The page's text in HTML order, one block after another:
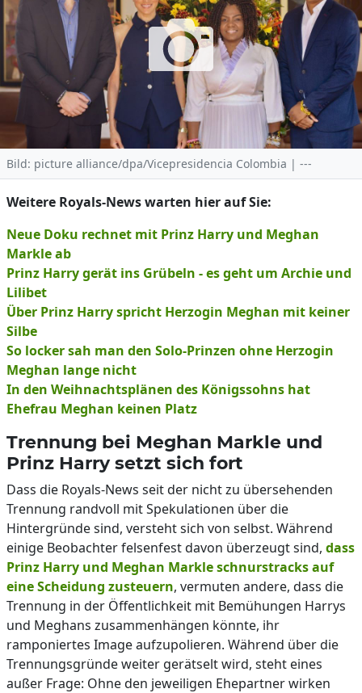
Bild: picture alliance/dpa/Vicepresidencia Colombia | ---
Weitere Royals-News warten hier auf Sie:
Neue Doku rechnet mit Prinz Harry und Meghan
Markle ab
Prinz Harry gerät ins Grübeln - es geht um Archie und
Lilibet
Über Prinz Harry spricht Herzogin Meghan mit keiner
Silbe
So locker sah man den Solo-Prinzen ohne Herzogin
Meghan lange nicht
In den Weihnachtsplänen des Königssohns hat
Ehefrau Meghan keinen Platz
Trennung bei Meghan Markle und
Prinz Harry setzt sich fort
Dass die Royals-News seit der nicht zu übersehenden
Trennung randvoll mit Spekulationen über die
Hintergründe sind, versteht sich von selbst. Während
einige Beobachter felsenfest davon überzeugt sind, dass
Prinz Harry und Meghan Markle schnurstracks auf
eine Scheidung zusteuern, vermuten andere, dass die
Trennung in der Öffentlichkeit mit Bemühungen Harrys
und Meghans zusammenhängen könnte, ihr
ramponiertes Image aufzupolieren. Während über die
Trennungsgründe weiter gerätselt wird, steht eines
außer Frage: Ohne den jeweiligen Ehepartner wirken